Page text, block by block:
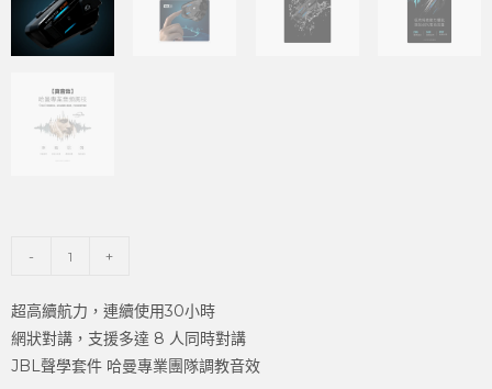
- +
超高續航力，連續使用30小時
網狀對講，支援多達 8 人同時對講
JBL聲學套件 哈曼專業團隊調教音效